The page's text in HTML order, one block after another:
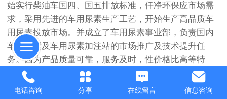
始实行柴油车国四、国五排放标准，仟净环保应市场需
求，采用先进的车用尿素生产工艺，开始生产高品质车
用尿素投放市场。并成立了车用尿素事业部，负责国内
车用尿素及车用尿素加注站的市场推广及技术提升任
务。因为产品质量可靠，服务及时，性价格比高等特
点，得到用户一致好评与认可。
电话咨询 分享 在线留言 信息咨询